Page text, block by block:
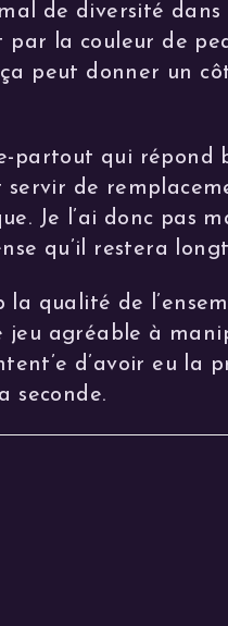
de diversité dans
par la couleur de
peut donner un
partout qui répond
de
Je l’ai donc pas
qu’il restera
la qualité de
jeu agréable à
d’avoir eu la
seconde.